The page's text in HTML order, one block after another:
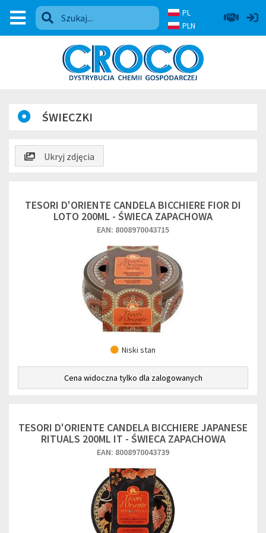
PL
PLN
ŚWIECZKI
Ukryj zdjęcia
TESORI D'ORIENTE CANDELA BICCHIERE FIOR DI
LOTO 200ML - ŚWIECA ZAPACHOWA
EAN: 8008970043715
Niski stan
Cena widoczna tylko dla zalogowanych
TESORI D'ORIENTE CANDELA BICCHIERE JAPANESE
RITUALS 200ML IT - ŚWIECA ZAPACHOWA
EAN: 8008970043739